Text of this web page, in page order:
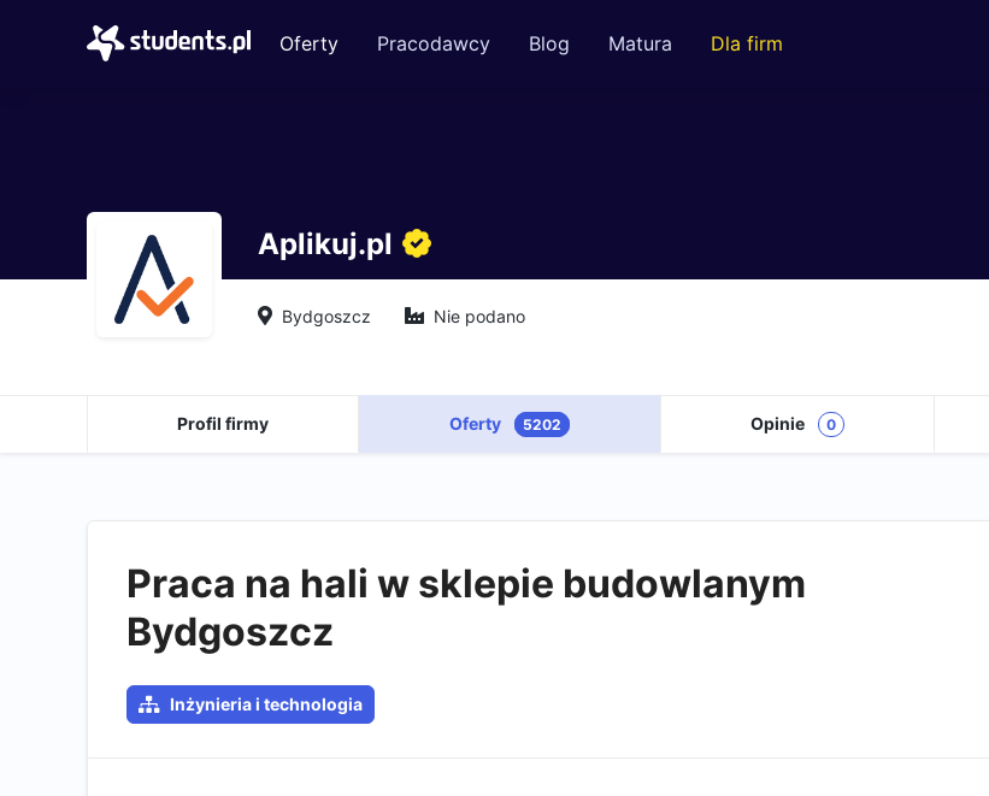
Oferty Pracodawcy Blog Matura Dla firm
Aplikuj.pl
Bydgoszcz Nie podano
Profil firmy Oferty 5202 Opinie 0
Praca na hali w sklepie budowlanym
Bydgoszcz
Inżynieria i technologia